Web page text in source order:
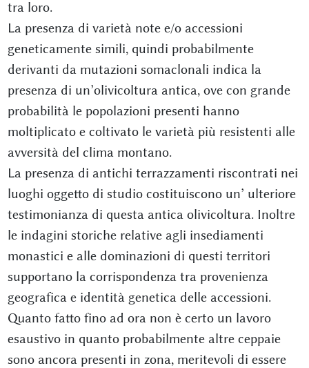
tra loro.
La presenza di varietà note e/o accessioni
geneticamente simili, quindi probabilmente
derivanti da mutazioni somaclonali indica la
presenza di un’olivicoltura antica, ove con grande
probabilità le popolazioni presenti hanno
moltiplicato e coltivato le varietà più resistenti alle
avversità del clima montano.
La presenza di antichi terrazzamenti riscontrati nei
luoghi oggetto di studio costituiscono un’ ulteriore
testimonianza di questa antica olivicoltura. Inoltre
le indagini storiche relative agli insediamenti
monastici e alle dominazioni di questi territori
supportano la corrispondenza tra provenienza
geografica e identità genetica delle accessioni.
Quanto fatto fino ad ora non è certo un lavoro
esaustivo in quanto probabilmente altre ceppaie
sono ancora presenti in zona, meritevoli di essere